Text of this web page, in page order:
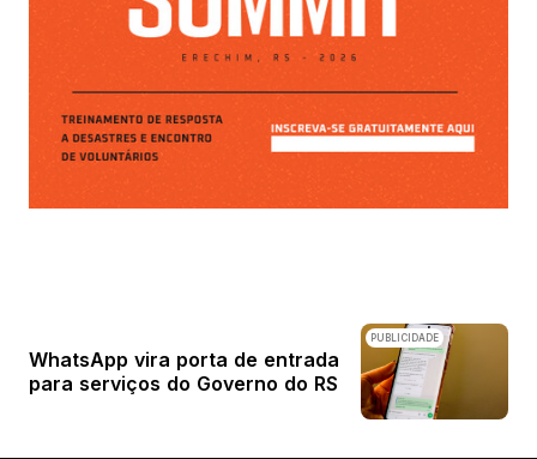
PUBLICIDADE
WhatsApp vira porta de entrada
para serviços do Governo do RS